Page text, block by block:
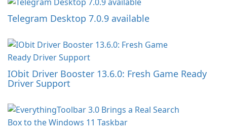
Telegram Desktop 7.0.9 available
IObit Driver Booster 13.6.0: Fresh Game Ready
Driver Support